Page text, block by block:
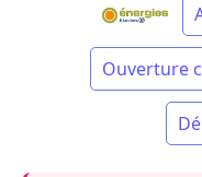
Ouverture